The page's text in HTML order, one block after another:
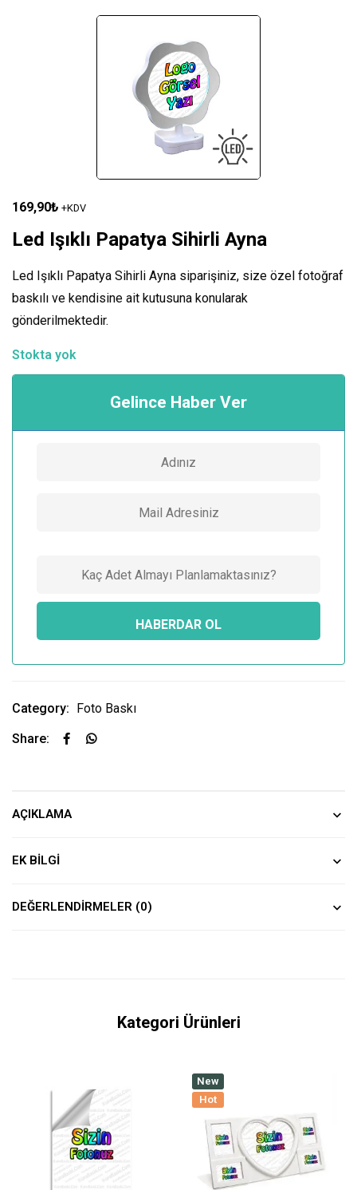
169,90₺ +KDV
Led Işıklı Papatya Sihirli Ayna
Led Işıklı Papatya Sihirli Ayna siparişiniz, size özel fotoğraf
baskılı ve kendisine ait kutusuna konularak
gönderilmektedir.
Stokta yok
Gelince Haber Ver
Category: Foto Baskı
Share:
AÇIKLAMA
EK BILGI
DEĞERLENDIRMELER (0)
Kategori Ürünleri
New
Hot